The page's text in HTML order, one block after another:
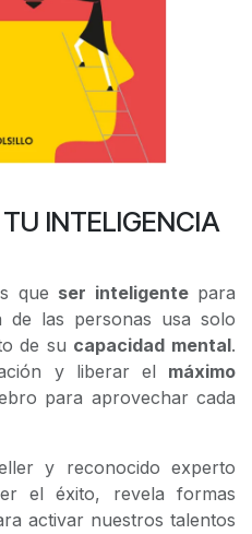
INTELIGENCIA
que ser inteligentepara
de las personas usa solo
de su capacidad mental.
y liberar el máximo
para aprovechar cada
y reconocido experto
el éxito, revela formas
activar nuestros talentos